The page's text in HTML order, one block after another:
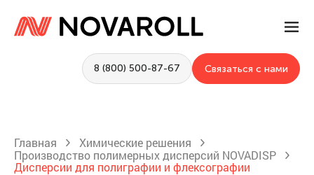
8 (800) 500-87-67 Связаться с нами
Главная
Химические решения
Производство полимерных дисперсий NOVADISP
Дисперсии для полиграфии и флексографии